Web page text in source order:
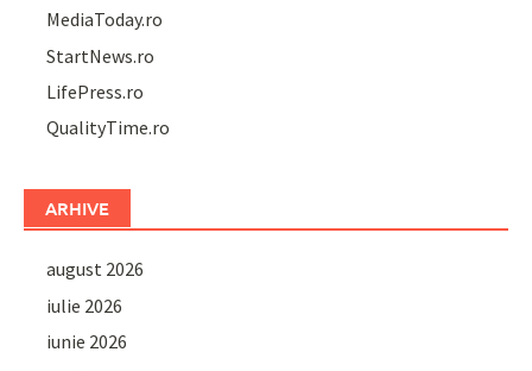
MediaToday.ro
StartNews.ro
LifePress.ro
QualityTime.ro
ARHIVE
august 2026
iulie 2026
iunie 2026